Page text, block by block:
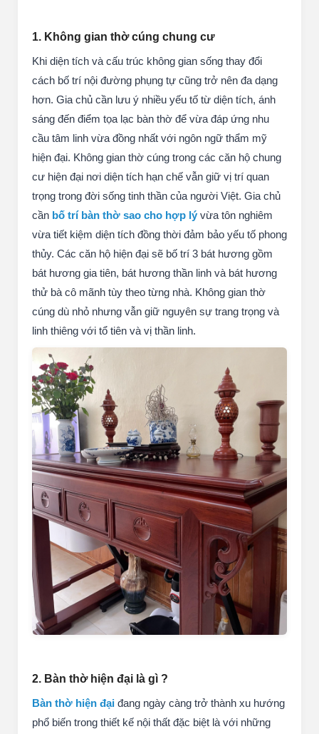
1. Không gian thờ cúng chung cư
Khi diện tích và cấu trúc không gian sống thay đổi
cách bố trí nội đường phụng tự cũng trở nên đa dạng
hơn. Gia chủ cần lưu ý nhiều yếu tố từ diện tích, ánh
sáng đến điểm tọa lạc bàn thờ để vừa đáp ứng nhu
cầu tâm linh vừa đồng nhất với ngôn ngữ thẩm mỹ
hiện đại. Không gian thờ cúng trong các căn hộ chung
cư hiện đại nơi diện tích hạn chế vẫn giữ vị trí quan
trọng trong đời sống tinh thần của người Việt. Gia chủ
cần bố trí bàn thờ sao cho hợp lý vừa tôn nghiêm
vừa tiết kiệm diện tích đồng thời đảm bảo yếu tố phong
thủy. Các căn hộ hiện đại sẽ bố trí 3 bát hương gồm
bát hương gia tiên, bát hương thần linh và bát hương
thử bà cô mãnh tùy theo từng nhà. Không gian thờ
cúng dù nhỏ nhưng vẫn giữ nguyên sự trang trọng và
linh thiêng với tổ tiên và vị thần linh.
2. Bàn thờ hiện đại là gì ?
Bàn thờ hiện đại đang ngày càng trở thành xu hướng
phổ biến trong thiết kế nội thất đặc biệt là với những